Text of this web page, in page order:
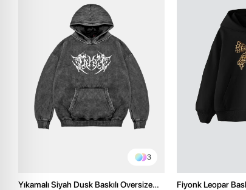
3
Yıkamalı Siyah Dusk Baskılı Oversize
Fiyonk Leopar